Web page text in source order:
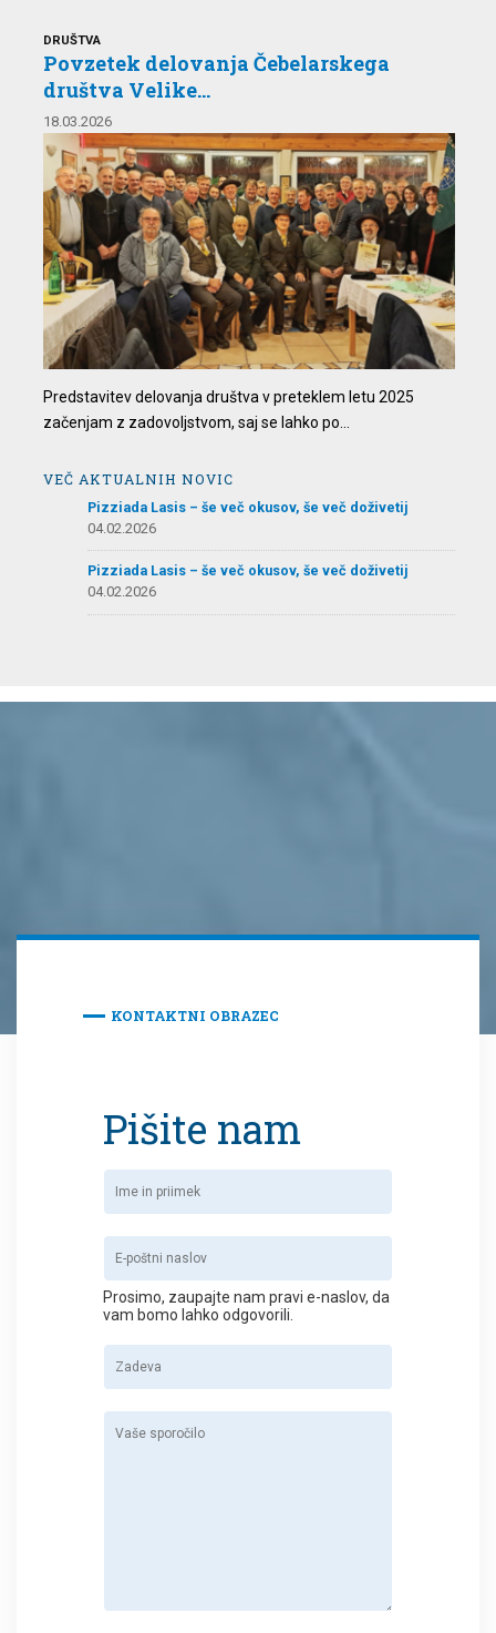
DRUŠTVA
Povzetek delovanja Čebelarskega
društva Velike...
18.03.2026
Predstavitev delovanja društva v preteklem letu 2025
začenjam z zadovoljstvom, saj se lahko po...
VEČ AKTUALNIH NOVIC
Pizziada Lasis – še več okusov, še več doživetij
04.02.2026
Pizziada Lasis – še več okusov, še več doživetij
04.02.2026
KONTAKTNI OBRAZEC
Pišite nam
Prosimo, zaupajte nam pravi e-naslov, da
vam bomo lahko odgovorili.